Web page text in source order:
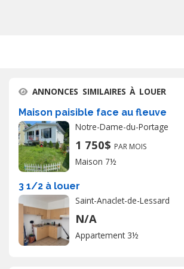
ANNONCES SIMILAIRES À LOUER
Maison paisible face au fleuve
Notre-Dame-du-Portage
1 750$ PAR MOIS
Maison 7½
3 1/2 à louer
Saint-Anaclet-de-Lessard
N/A
Appartement 3½